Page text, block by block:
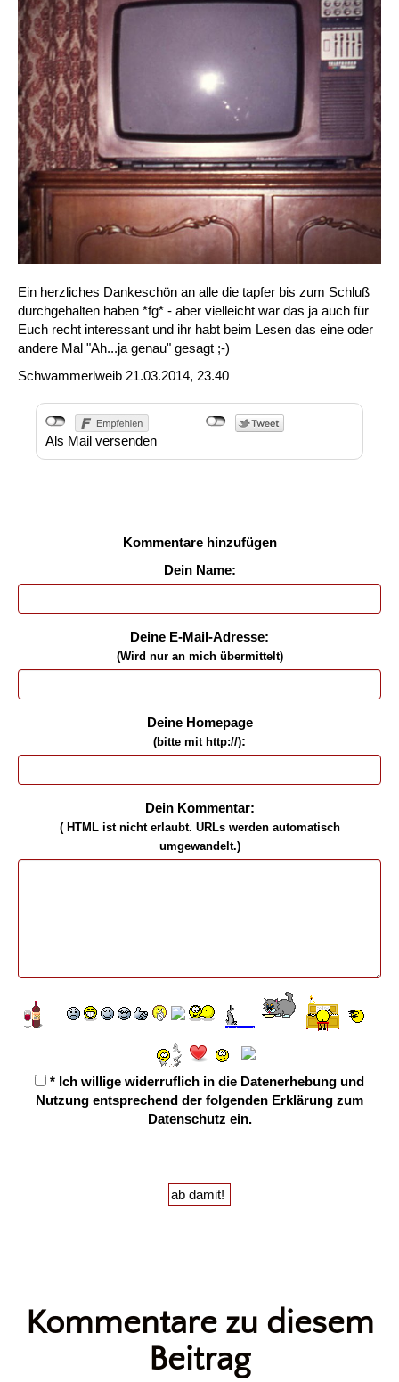
Ein herzliches Dankeschön an alle die tapfer bis zum Schluß
durchgehalten haben *fg* - aber vielleicht war das ja auch für
Euch recht interessant und ihr habt beim Lesen das eine oder
andere Mal "Ah...ja genau" gesagt ;-)
Schwammerlweib 21.03.2014, 23.40
Als Mail versenden
Kommentare hinzufügen
Dein Name:
Deine E-Mail-Adresse:
(Wird nur an mich übermittelt)
Deine Homepage
(bitte mit http://):
Dein Kommentar:
( HTML ist nichterlaubt. URLs werden automatisch
umgewandelt.)
* Ich willige widerruflich in die Datenerhebung und
Nutzung entsprechend der folgenden Erklärung zum
Datenschutz ein.
Kommentare zu diesem
Beitrag